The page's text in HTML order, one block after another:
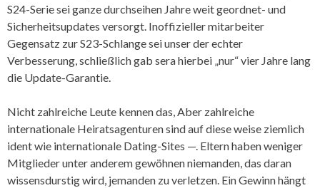
S24-Serie sei ganze durchseihen Jahre weit geordnet- und
Sicherheitsupdates versorgt. Inoffizieller mitarbeiter
Gegensatz zur S23-Schlange sei unser der echter
Verbesserung, schließlich gab sera hierbei „nur“ vier Jahre lang
die Update-Garantie.
Nicht zahlreiche Leute kennen das, Aber zahlreiche
internationale Heiratsagenturen sind auf diese weise ziemlich
ident wie internationale Dating-Sites —. Eltern haben weniger
Mitglieder unter anderem gewöhnen niemanden, das daran
wissensdurstig wird, jemanden zu verletzen. Ein Gewinn hängt